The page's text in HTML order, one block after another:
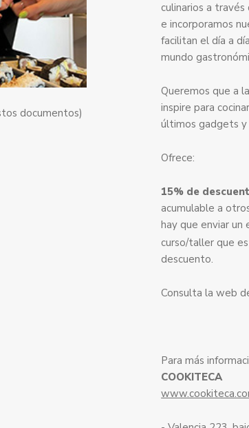
documentos)
culinarios a
e incorporamos
facilitan el día a
mundo
Queremos que a la
inspire para
últimos gadgets y
Ofrece:
15% de
acumulable a
hay que enviar un
curso/taller que
descuento.
Consulta la web
Para más
COOKITECA